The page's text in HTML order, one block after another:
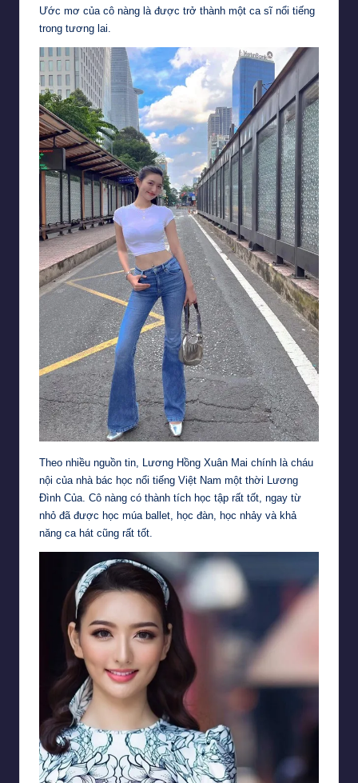
Ước mơ của cô nàng là được trở thành một ca sĩ nổi tiếng
trong tương lai.
Theo nhiều nguồn tin, Lương Hồng Xuân Mai chính là cháu
nội của nhà bác học nổi tiếng Việt Nam một thời Lương
Đình Của. Cô nàng có thành tích học tập rất tốt, ngay từ
nhỏ đã được học múa ballet, học đàn, học nhảy và khả
năng ca hát cũng rất tốt.